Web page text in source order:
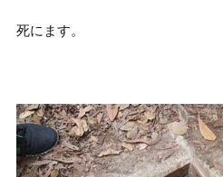
死にます。